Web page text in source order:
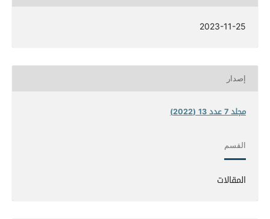
2023-11-25
إصدار
مجلد 7 عدد 13 (2022)
القسم
المقالات